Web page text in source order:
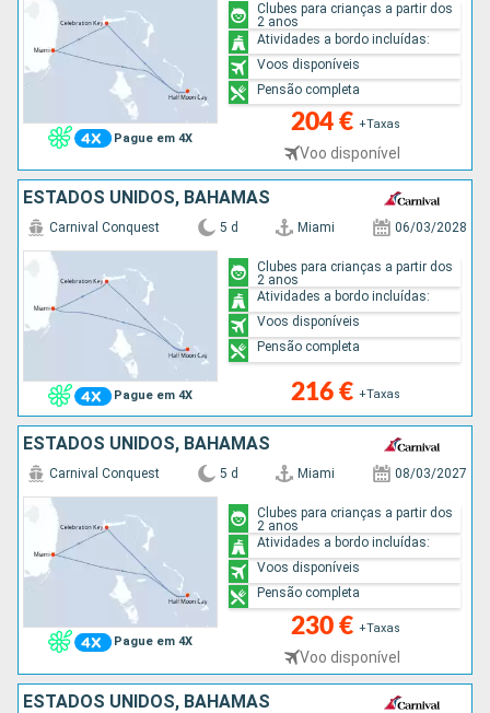
Pague em 4X
204 € +Taxas
Voo disponível
Clubes para crianças a partir dos
2 anos
Atividades a bordo incluídas:
Voos disponíveis
Pensão completa
ESTADOS UNIDOS, BAHAMAS
Pague em 4X
Carnival Conquest 5 d Miami 06/03/2028
216 € +Taxas
Clubes para crianças a partir dos
2 anos
Atividades a bordo incluídas:
Voos disponíveis
Pensão completa
ESTADOS UNIDOS, BAHAMAS
Pague em 4X
Carnival Conquest 5 d Miami 08/03/2027
230 € +Taxas
Voo disponível
Clubes para crianças a partir dos
2 anos
Atividades a bordo incluídas:
Voos disponíveis
Pensão completa
ESTADOS UNIDOS, BAHAMAS